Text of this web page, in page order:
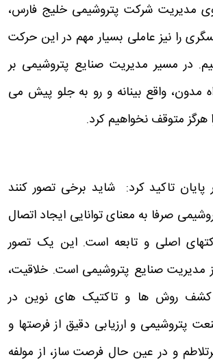
مدیریت شرکت پتروشیمی خلیج فارس،
را نیز عاملی بسیار مهم در این حرکت
در مسیر مدیریت صنایع پتروشیمی بر
مدون، واقع بینانه و رو به جلو پیش می
هرگز متوقف نخواهیم کرد.
تاکید کرد: شاید برخی تصور کنند
صرفا به معنای توانایی ایجاد اتصال
اصلی و تابعه است. این یک تصور
مدیریت صنایع پتروشیمی است. خلاقیت،
روش ها و تاکتیک های نوین در
پتروشیمی و ارزیابی دقیق از فرصتها و
و در عین حال فرصت ساز، از مولفه